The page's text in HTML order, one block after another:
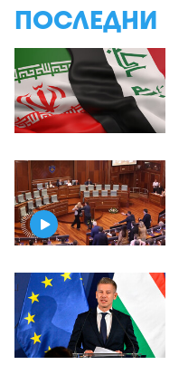
ПОСЛЕДНИ